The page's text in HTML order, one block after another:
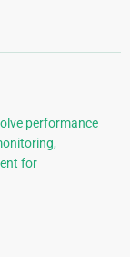
performance
for